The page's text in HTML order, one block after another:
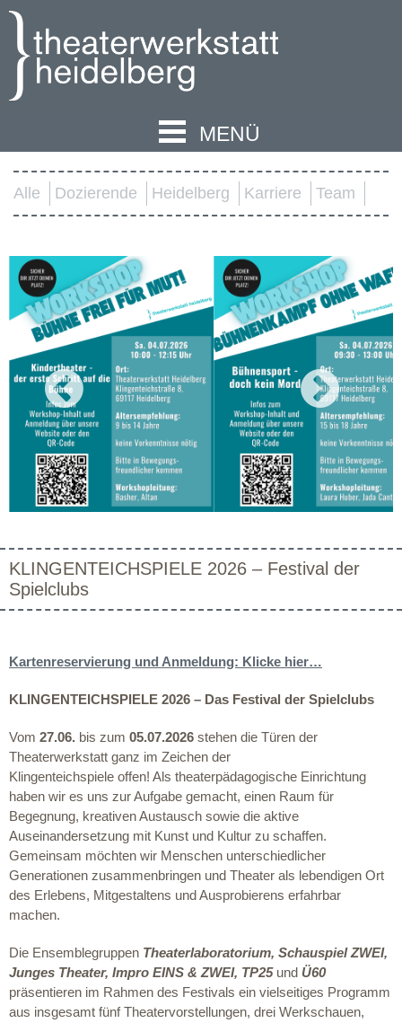
MENÜ
Alle Dozierende Heidelberg Karriere Team
prev next
KLINGENTEICHSPIELE 2026 – Festival der
Spielclubs
Kartenreservierung und Anmeldung: Klicke hier…
KLINGENTEICHSPIELE 2026 – Das Festival der Spielclubs
Vom 27.06. bis zum 05.07.2026 stehen die Türen der
Theaterwerkstatt ganz im Zeichen der
Klingenteichspiele offen! Als theaterpädagogische Einrichtung
haben wir es uns zur Aufgabe gemacht, einen Raum für
Begegnung, kreativen Austausch sowie die aktive
Auseinandersetzung mit Kunst und Kultur zu schaffen.
Gemeinsam möchten wir Menschen unterschiedlicher
Generationen zusammenbringen und Theater als lebendigen Ort
des Erlebens, Mitgestaltens und Ausprobierens erfahrbar
machen.
Die Ensemblegruppen Theaterlaboratorium, Schauspiel ZWEI,
Junges Theater, Impro EINS & ZWEI, TP25 und Ü60
präsentieren im Rahmen des Festivals ein vielseitiges Programm
aus insgesamt fünf Theatervorstellungen, drei Werkschauen,